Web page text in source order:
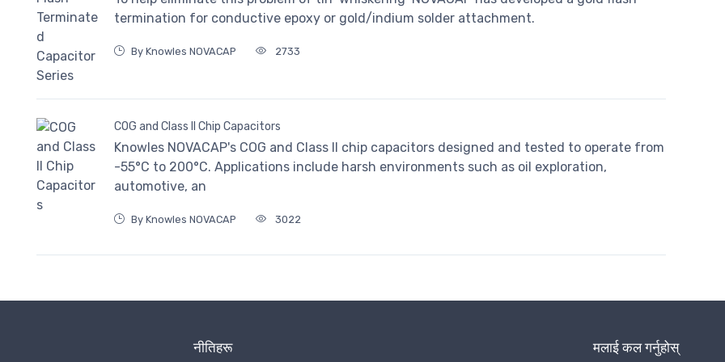
termination for conductive epoxy or gold/indium solder attachment.
By Knowles NOVACAP 2733
COG and Class II Chip Capacitors
Knowles NOVACAP's COG and Class II chip capacitors designed and tested to operate from
-55°C to 200°C. Applications include harsh environments such as oil exploration,
automotive, an
By Knowles NOVACAP 3022
नीतिहरू मलाई कल गर्नुहोस्